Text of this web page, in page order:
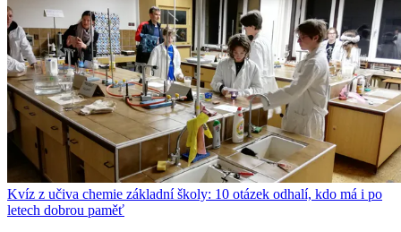
Kvíz z učiva chemie základní školy: 10 otázek odhalí, kdo má i po
letech dobrou paměť